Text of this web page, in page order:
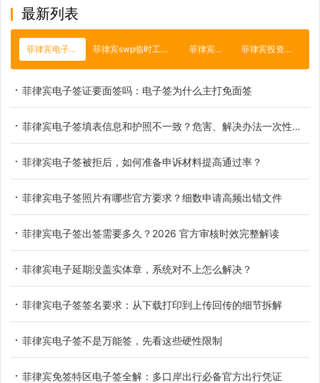
最新列表
菲律宾电子签证 菲律宾swp临时工作签证 菲律宾旅游 菲律宾投资移民
菲律宾电子签证要面签吗：电子签为什么主打免面签
菲律宾电子签填表信息和护照不一致？危害、解决办法一次性讲透
菲律宾电子签被拒后，如何准备申诉材料提高通过率？
菲律宾电子签照片有哪些官方要求？细数申请高频出错文件
菲律宾电子签出签需要多久？2026 官方审核时效完整解读
菲律宾电子延期没盖实体章，系统对不上怎么解决？
菲律宾电子签签名要求：从下载打印到上传回传的细节拆解
菲律宾电子签不是万能签，先看这些硬性限制
菲律宾免签特区电子签全解：多口岸出行必备官方出行凭证